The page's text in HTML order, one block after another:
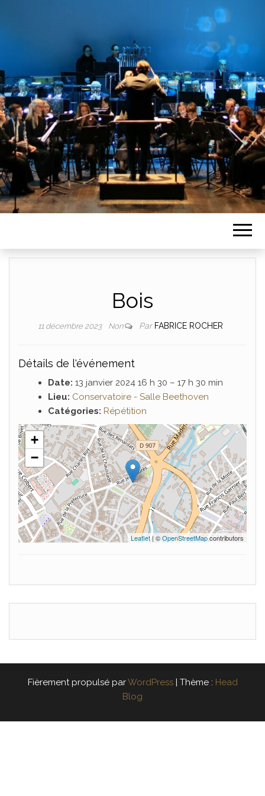
Bois
11 décembre 2023 Non Par FABRICE ROCHER
Détails de l'événement
Date: 13 janvier 2024 16 h 30 – 17 h 30 min
Lieu: Conservatoire - Salle Beethoven
Catégories: Répétition
+
−
Leaflet| ©OpenStreetMapcontributors
Fièrement propulsé parWordPress | Thème : Head
Blog